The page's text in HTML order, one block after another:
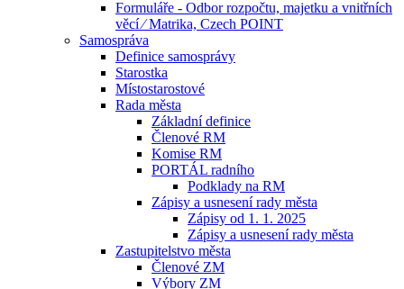
Formuláře - Odbor rozpočtu, majetku a vnitřních
věcí ⁄ Matrika, Czech POINT
Samospráva
Definice samosprávy
Starostka
Místostarostové
Rada města
Základní definice
Členové RM
Komise RM
PORTÁL radního
Podklady na RM
Zápisy a usnesení rady města
Zápisy od 1. 1. 2025
Zápisy a usnesení rady města
Zastupitelstvo města
Členové ZM
Výbory ZM